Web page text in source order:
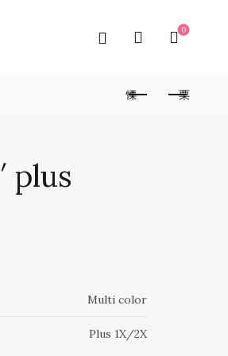
0
plus
Multi color
Plus 1X/2X